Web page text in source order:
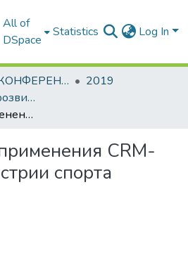
All of
DSpace
Statistics Log In
МАТЕРІАЛИ КОНФЕРЕНЦІЙ
2019
Сучасні напрямки розвитку економіки і менеджменту на підприємствах України
Особенности применения CRM-систем в индустрии спорта
CRM-
спорта